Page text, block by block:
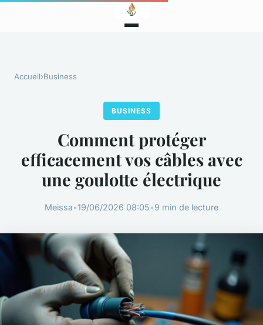
Accueil›Business
BUSINESS
Comment protéger
efficacement vos câbles avec
une goulotte électrique
Meissa•19/06/2026 08:05•9 min de lecture